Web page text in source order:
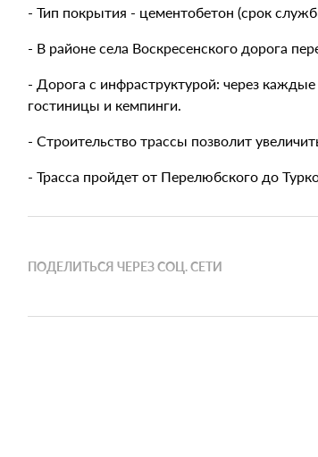
- Тип покрытия - цементобетон (срок
- В районе села Воскресенского дорога
- Дорога с инфраструктурой: через
гостиницы и кемпинги.
- Строительство трассы позволит
- Трасса пройдет от Перелюбского до
ПОДЕЛИТЬСЯ ЧЕРЕЗ СОЦ. СЕТИ